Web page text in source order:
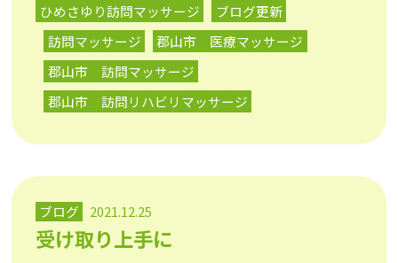
ひめさゆり訪問マッサージ
ブログ更新
訪問マッサージ
郡山市 医療マッサージ
郡山市 訪問マッサージ
郡山市 訪問リハビリマッサージ
ブログ 2021.12.25
受け取り上手に